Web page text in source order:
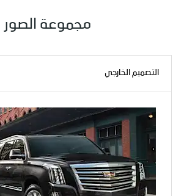
مجموعة الصور
التصميم الخارجي